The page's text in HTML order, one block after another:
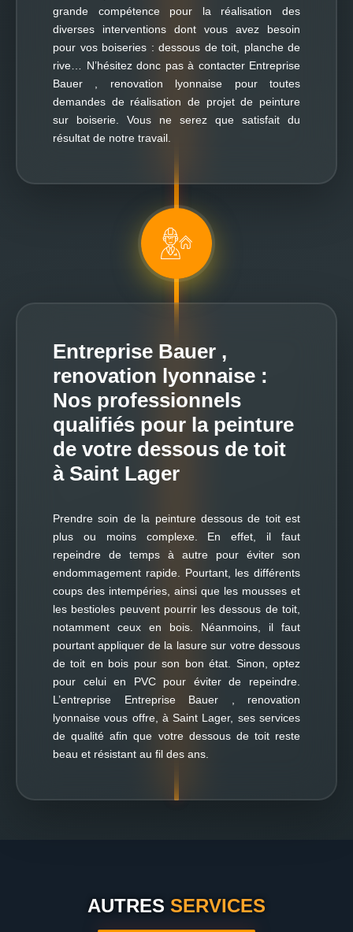
grande compétence pour la réalisation des
diverses interventions dont vous avez besoin
pour vos boiseries : dessous de toit, planche de
rive… N’hésitez donc pas à contacter Entreprise
Bauer , renovation lyonnaise pour toutes
demandes de réalisation de projet de peinture
sur boiserie. Vous ne serez que satisfait du
résultat de notre travail.
Entreprise Bauer ,
renovation lyonnaise :
Nos professionnels
qualifiés pour la peinture
de votre dessous de toit
à Saint Lager
Prendre soin de la peinture dessous de toit est
plus ou moins complexe. En effet, il faut
repeindre de temps à autre pour éviter son
endommagement rapide. Pourtant, les différents
coups des intempéries, ainsi que les mousses et
les bestioles peuvent pourrir les dessous de toit,
notamment ceux en bois. Néanmoins, il faut
pourtant appliquer de la lasure sur votre dessous
de toit en bois pour son bon état. Sinon, optez
pour celui en PVC pour éviter de repeindre.
L’entreprise Entreprise Bauer , renovation
lyonnaise vous offre, à Saint Lager, ses services
de qualité afin que votre dessous de toit reste
beau et résistant au fil des ans.
AUTRES SERVICES